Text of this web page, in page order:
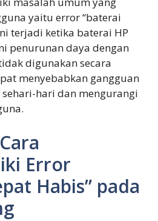
yaitu error “baterai
terjadi ketika baterai HP
penurunan daya dengan
digunakan secara
menyebabkan gangguan
hari dan mengurangi
Error
Habis” pada